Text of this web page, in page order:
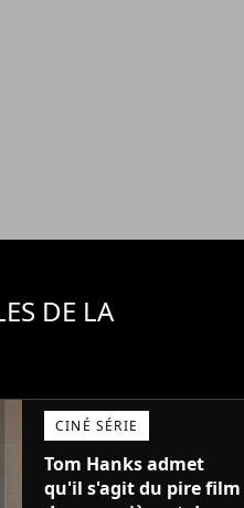
DE LA
CINÉ SÉRIE
Tom Hanks admet
qu'il s'agit du pire film